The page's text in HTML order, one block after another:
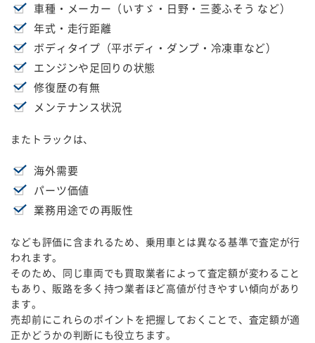
車種・メーカー（いすゞ・日野・三菱ふそう など）
年式・走行距離
ボディタイプ（平ボディ・ダンプ・冷凍車など）
エンジンや足回りの状態
修復歴の有無
メンテナンス状況
またトラックは、
海外需要
パーツ価値
業務用途での再販性
なども評価に含まれるため、乗用車とは異なる基準で査定が行
われます。
そのため、同じ車両でも買取業者によって査定額が変わること
もあり、販路を多く持つ業者ほど高値が付きやすい傾向があり
ます。
売却前にこれらのポイントを把握しておくことで、査定額が適
正かどうかの判断にも役立ちます。